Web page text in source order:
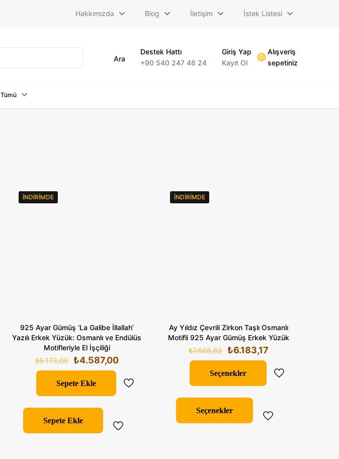
Hakkımızda Blog İletişim İstek Listesi
Ara
Destek Hattı
+90 540 247 46 24
Giriş Yap
Kayıt Ol
0
Alışveriş
sepetiniz
Tümü
İNDIRIMDE
925 Ayar Gümüş ‘La Galibe İllallah’
Yazılı Erkek Yüzük: Osmanlı ve Endülüs
Motifleriyle El İşçiliği
₺5.173,00
Orijinal
fiyat:
₺5.173,00.
₺4.587,00Şu
fiyat:
Sepete Ekle
Sepete Ekle
İNDIRIMDE
Ay Yıldız Çevrili Zirkon Taşlı Osmanlı
Motifli 925 Ayar Gümüş Erkek Yüzük
₺7.668,82
Orijinal
fiyat:
₺7.668,82.
₺6.183,17Şu
fiyat:
Seçenekler
Seçenekler
birden